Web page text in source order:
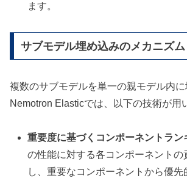
ます。
サブモデル埋め込みのメカニズム
複数のサブモデルを単一の親モデル内に
Nemotron Elasticでは、以下の技術が用
重要度に基づくコンポーネントラン
の性能に対する各コンポーネントの
し、重要なコンポーネントから優先